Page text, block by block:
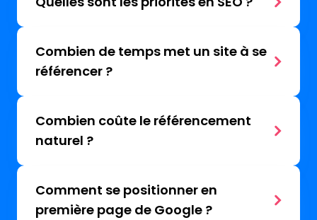
Combien de temps met un site à se
référencer ?
Combien coûte le référencement
naturel ?
Comment se positionner en
première page de Google ?